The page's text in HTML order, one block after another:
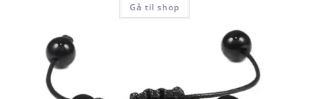
Gå til shop